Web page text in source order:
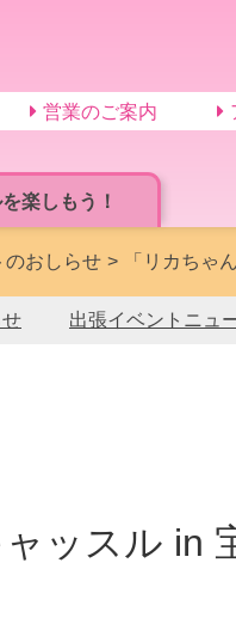
楽しもう！
営業のご案内
のおしらせ 「リカちゃ
出張イベントニュ